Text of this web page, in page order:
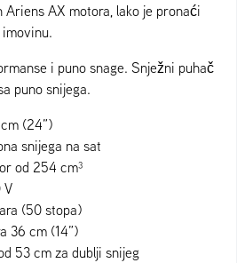
AX motora, lako je pronaći
i puno snage. Snježni puhač
puno snijega.
(24”)
snijega na sat
od 254 cm³
V
(50 stopa)
36 cm (14”)
53 cm za dublji snijeg